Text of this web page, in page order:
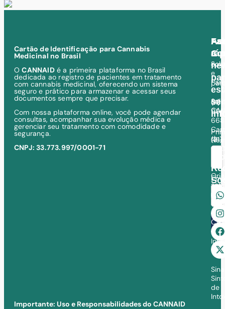
Cartão de Identificação para Cannabis
Medicinal no Brasil
OCANNAIDé a primeira plataforma no Brasil
dedicada ao registro de pacientes em tratamento
com cannabis medicinal, oferecendo um sistema
seguro e prático para armazenar e acessar seus
documentos sempre que precisar.
Com nossa plataforma online, você pode agendar
consultas, acompanhar sua evolução médica e
gerenciar seu tratamento com comodidade e
segurança.
CNPJ: 33.773.997/0001-71
a
e
de
de
(11)
(21)
Importante: Uso e Responsabilidades do CANNAID